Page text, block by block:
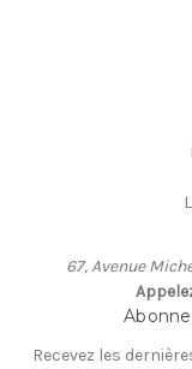
67, Avenue
Recevez les